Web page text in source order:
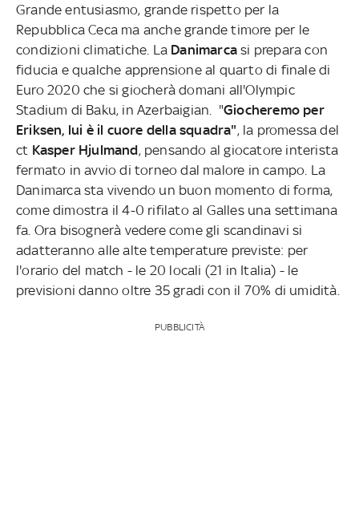
Grande entusiasmo, grande rispetto per la
Repubblica Ceca ma anche grande timore per le
condizioni climatiche. La Danimarca si prepara con
fiducia e qualche apprensione al quarto di finale di
Euro 2020 che si giocherà domani all'Olympic
Stadium di Baku, in Azerbaigian. "Giocheremo per
Eriksen, lui è il cuore della squadra", la promessa del
ct Kasper Hjulmand, pensando al giocatore interista
fermato in avvio di torneo dal malore in campo. La
Danimarca sta vivendo un buon momento di forma,
come dimostra il 4-0 rifilato al Galles una settimana
fa. Ora bisognerà vedere come gli scandinavi si
adatteranno alle alte temperature previste: per
l'orario del match - le 20 locali (21 in Italia) - le
previsioni danno oltre 35 gradi con il 70% di umidità.
PUBBLICITÀ